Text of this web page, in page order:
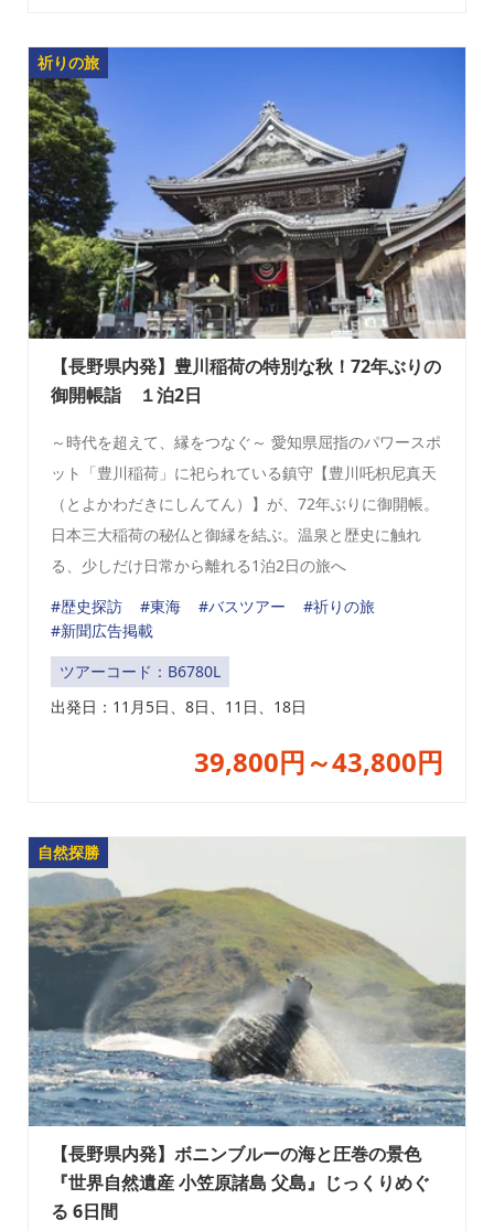
祈りの旅
【長野県内発】豊川稲荷の特別な秋！72年ぶりの
御開帳詣 １泊2日
～時代を超えて、縁をつなぐ～ 愛知県屈指のパワースポ
ット「豊川稲荷」に祀られている鎮守【豊川吒枳尼真天
（とよかわだきにしんてん）】が、72年ぶりに御開帳。
日本三大稲荷の秘仏と御縁を結ぶ。温泉と歴史に触れ
る、少しだけ日常から離れる1泊2日の旅へ
#歴史探訪
#東海 #バスツアー
#祈りの旅
#新聞広告掲載
ツアーコード：B6780L
出発日： 11月5日、8日、11日、18日
39,800円～43,800円
自然探勝
【長野県内発】ボニンブルーの海と圧巻の景色
『世界自然遺産 小笠原諸島 父島』じっくりめぐ
る 6日間